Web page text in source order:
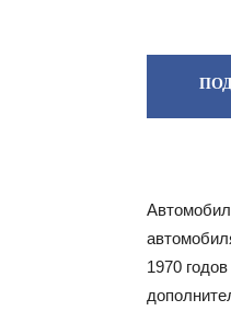
1970